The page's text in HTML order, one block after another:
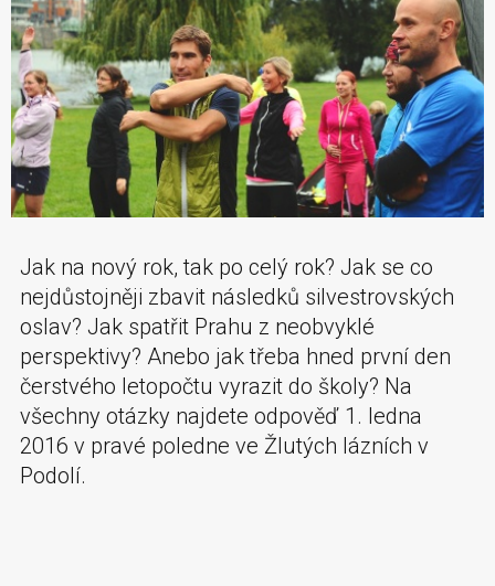
Jak na nový rok, tak po celý rok? Jak se co
nejdůstojněji zbavit následků silvestrovských
oslav? Jak spatřit Prahu z neobvyklé
perspektivy? Anebo jak třeba hned první den
čerstvého letopočtu vyrazit do školy? Na
všechny otázky najdete odpověď 1. ledna
2016 v pravé poledne ve Žlutých lázních v
Podolí.